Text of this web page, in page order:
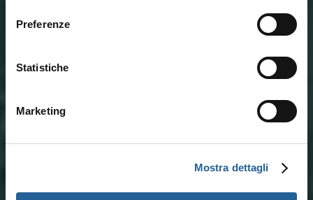
Preferenze
Statistiche
Marketing
Mostra dettagli